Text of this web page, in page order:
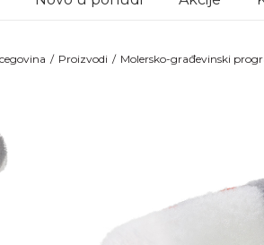
Proizvodi Molersko-građevinski